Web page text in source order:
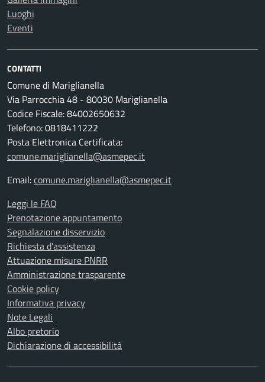
Luoghi
Eventi
CONTATTI
Comune di Mariglianella
Via Parrocchia 48 - 80030 Mariglianella
Codice Fiscale: 84002650632
Telefono: 0818411222
Posta Elettronica Certificata:
comune.mariglianella@asmepec.it
Email:comune.mariglianella@asmepec.it
Leggi le FAQ
Prenotazione appuntamento
Segnalazione disservizio
Richiesta d'assistenza
Attuazione misure PNRR
Amministrazione trasparente
Cookie policy
Informativa privacy
Note Legali
Albo pretorio
Dichiarazione di accessibilità